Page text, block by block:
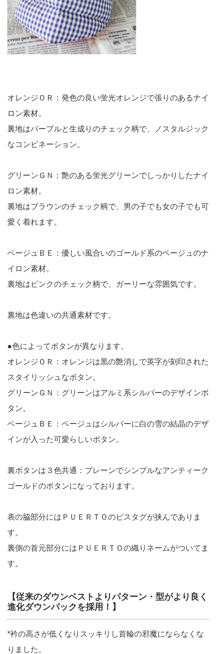
オレンジＯＲ：発色の良い蛍光オレンジで張りのあるナイ
ロン素材。
裏地はパープルと生成りのチェック柄で、ノスタルジック
なコンビネーション。
グリーンＧＮ：艶のある蛍光グリーンでしっかりしたナイ
ロン素材。
裏地はブラウンのチェック柄で、男の子でも女の子でも可
愛く着れます。
ベージュＢＥ：優しい風合いのゴールド系のベージュのナ
イロン素材。
裏地はピンクのチェック柄で、ガーリーな雰囲気です。
裏地は色違いの共通素材です。
●色によってボタンが異なります。
オレンジＯＲ：オレンジは黒の艶消しで英字が刻印された
スタイリッシュなボタン。
グリーンＧＮ：グリーンはアルミ系シルバーのデザインボ
タン。
ベージュＢＥ：ベージュはシルバーに白の雪の結晶のデザ
インが入った可愛らしいボタン。
裏ボタンは３色共通：プレーンでシンプルなアンティーク
ゴールドのボタンになっております。
表の脇部分にはＰＵＥＲＴＯのピスタグが挟んでありま
す。
裏側の首元部分にはＰＵＥＲＴＯの織りネームがついてま
す。
【従来のダウンベストよりパターン・型がより良く
進化ダウンパックを採用！】
*衿の高さが低くなりスッキリし首輪の邪魔にならなくな
りました。